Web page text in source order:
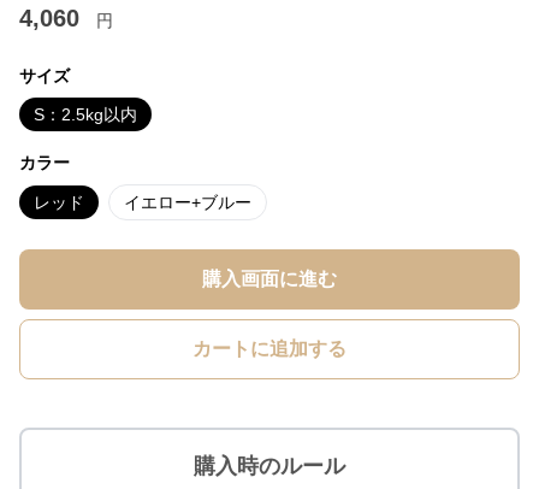
4,060 円
サイズ
S：2.5kg以内
カラー
レッド イエロー+ブルー
購入画面に進む
カートに追加する
購入時のルール